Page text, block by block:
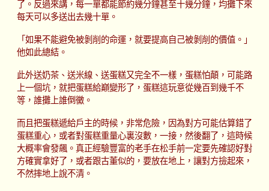
了。反過來講，每一單都能節約幾分鐘甚至十幾分鐘，均攤下來
每天可以多送出去幾十單。
「如果不能避免被剝削的命運，就要提高自己被剝削的價值。」
他如此總結。
此外送奶茶、送米線、送蛋糕又完全不一樣，蛋糕怕顛，可能路
上一個坑，就把蛋糕給巔變形了，蛋糕這玩意從幾百到幾千不
等，誰攤上誰倒黴。
而且把蛋糕遞給戶主的時候，非常危險，因為對方可能估算錯了
蛋糕重心，或者對蛋糕重量心裏沒數，一接，然後翻了，這時候
大概率會發飆。真正經驗豐富的老手在松手前一定要先確認好對
方確實拿好了，或者跟古董似的，要放在地上，讓對方撿起來，
不然摔地上說不清。